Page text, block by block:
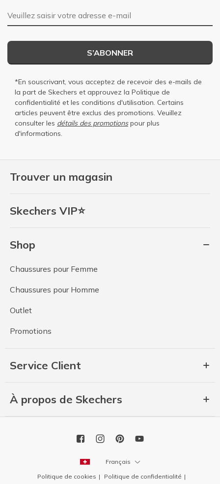
Trouver un magasin
Skechers VIP⭐
Shop
Chaussures pour Femme
Chaussures pour Homme
Outlet
Promotions
Service Client
À propos de Skechers
Adresse e-mail
S’ABONNER
*En souscrivant, vous acceptez de recevoir des e-mails de
la part de Skechers et approuvez la Politique de
confidentialité et les conditions d'utilisation. Certains
articles peuvent être exclus des promotions. Veuillez
consulter les détails des promotionspour plus
d'informations.
Français
Politique de cookies Politique de confidentialité